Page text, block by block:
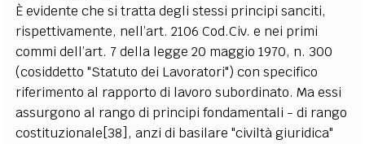
È evidente che si tratta degli stessi principi sanciti,
rispettivamente, nell’art. 2106 Cod.Civ. e nei primi
commi dell’art. 7 della legge 20 maggio 1970, n. 300
(cosiddetto "Statuto dei Lavoratori") con specifico
riferimento al rapporto di lavoro subordinato. Ma essi
assurgono al rango di principi fondamentali - di rango
costituzionale[38], anzi di basilare "civiltà giuridica"